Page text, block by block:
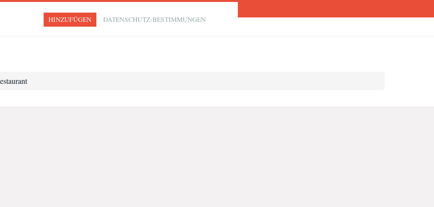
HINZUFÜGEN DATENSCHUTZ-BESTIMMUNGEN